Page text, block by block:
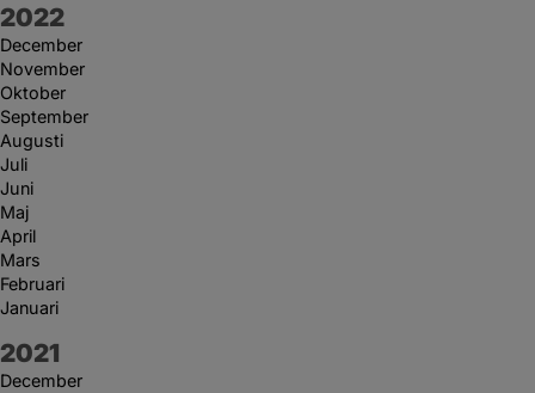
År:
2022
December
November
Oktober
September
Augusti
Juli
Juni
Maj
April
Mars
Februari
Januari
År:
2021
December